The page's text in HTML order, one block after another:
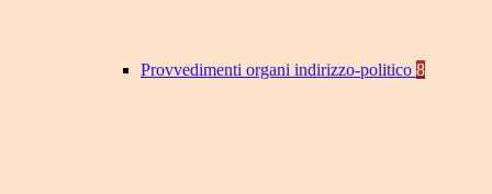
Provvedimenti organi indirizzo-politico 8